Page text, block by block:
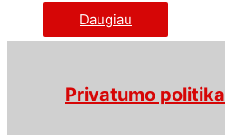
Daugiau
Privatumo politika